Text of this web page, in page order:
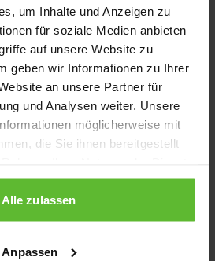
um Inhalte und Anzeigen zu
für soziale Medien anbieten
auf unsere Website zu
geben wir Informationen zu Ihrer
an unsere Partner für
und Analysen weiter. Unsere
möglicherweise mit
die Sie ihnen bereitgestellt
Alle zulassen
Anpassen
side exception has occurred
(see the browser console for more
information).